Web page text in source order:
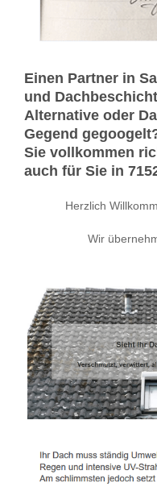
Einen Partner in
und
Alternative oder
Gegend
Sie vollkommen
auch für Sie in
Herzlich
Wir